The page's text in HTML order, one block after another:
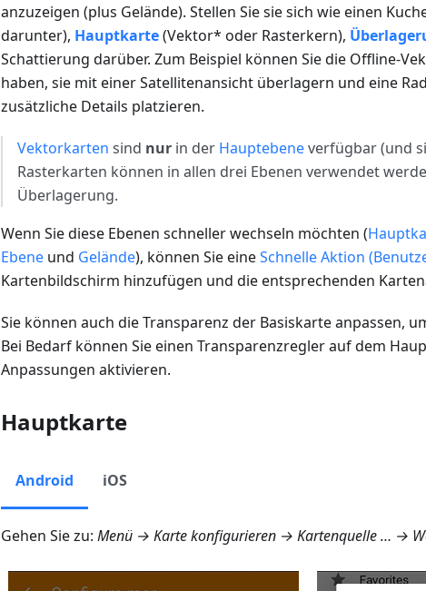
anzuzeigen (plus Gelände). Stellen Sie sie sich wie einen
darunter), Hauptkarte(Vektor* oder Rasterkern),
Schattierung darüber. Zum Beispiel können Sie die Offline-
haben, sie mit einer Satellitenansicht überlagern und eine
zusätzliche Details platzieren.
Vektorkarten sind nur in der Hauptebeneverfügbar (und
Rasterkarten können in allen drei Ebenen verwendet
Überlagerung.
Wenn Sie diese Ebenen schneller wechseln möchten (
Ebene und Gelände), können Sie eineSchnelle Aktion
Kartenbildschirm hinzufügen und die entsprechenden
Sie können auch die Transparenz der Basiskarte anpassen,
Bei Bedarf können Sie einen Transparenzregler auf dem
Anpassungen aktivieren.
Hauptkarte
Android iOS
Gehen Sie zu: Menü → Karte konfigurieren → Kartenquelle … →